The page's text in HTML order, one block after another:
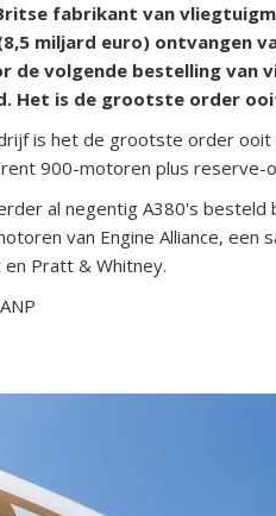
Britse fabrikant van
miljard euro) ontvangen
de volgende bestelling van
Het is de grootste order
is het de grootste order
900-motoren plus reserve-
al negentig A380's
van Engine Alliance, een
en Pratt & Whitney.